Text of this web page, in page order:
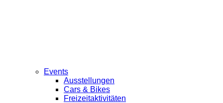
Events
Ausstellungen
Cars & Bikes
Freizeitaktivitäten